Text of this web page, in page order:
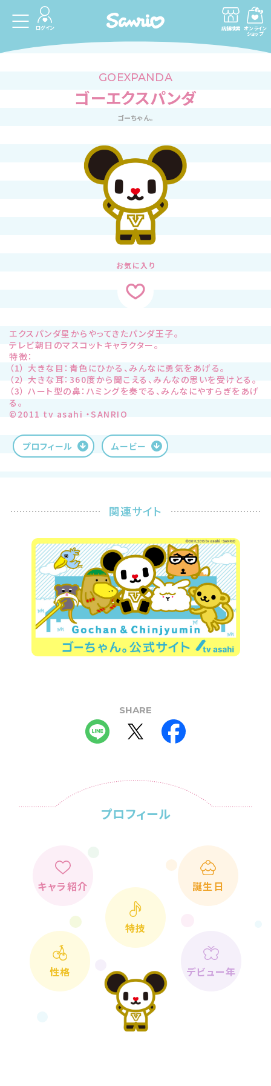
ログイン 店舗検索 オンライン
ショップ
GOEXPANDA
ゴーエクスパンダ
ゴーちゃん。
お気に入り
エクスパンダ星からやってきたパンダ王子。
テレビ朝日のマスコットキャラクター。
特徴：
（1） 大きな目：青色にひかる、みんなに勇気をあげる。
（2） 大きな耳：360度から聞こえる、みんなの思いを受けとる。
（3） ハート型の鼻：ハミングを奏でる、みんなにやすらぎをあげ
る。
©2011 tv asahi ・SANRIO
プロフィール ムービー
関連サイト
SHARE
プロフィール
誕生日
デビュー年
性格
特技
キャラ紹介